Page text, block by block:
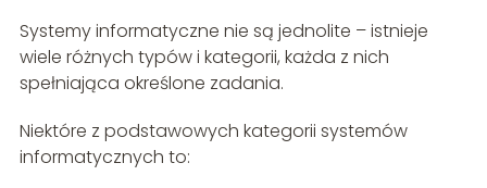
Systemy informatyczne nie są jednolite – istnieje
wiele różnych typów i kategorii, każda z nich
spełniająca określone zadania.
Niektóre z podstawowych kategorii systemów
informatycznych to: